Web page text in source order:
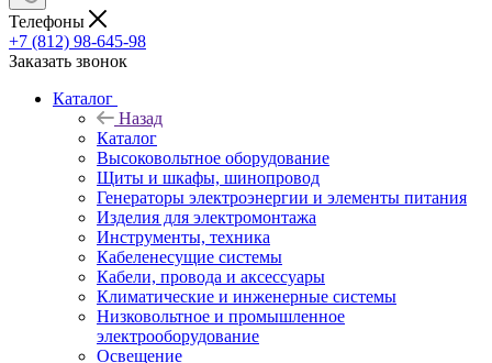
Телефоны
+7 (812) 98-645-98
Заказать звонок
Каталог
Назад
Каталог
Высоковольтное оборудование
Щиты и шкафы, шинопровод
Генераторы электроэнергии и элементы питания
Изделия для электромонтажа
Инструменты, техника
Кабеленесущие системы
Кабели, провода и аксессуары
Климатические и инженерные системы
Низковольтное и промышленное
электрооборудование
Освещение